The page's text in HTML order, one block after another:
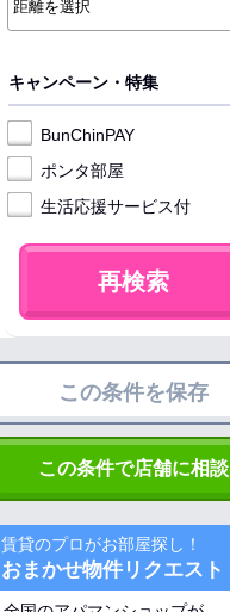
キャンペーン・特集
BunChinPAY
ポンタ部屋
生活応援サービス付
再検索
この条件を保存
この条件で店舗に相談
賃貸のプロがお部屋探し！
おまかせ物件リクエスト